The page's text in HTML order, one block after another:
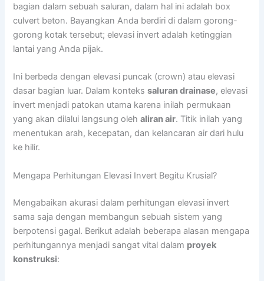
bagian dalam sebuah saluran, dalam hal ini adalah box
culvert beton. Bayangkan Anda berdiri di dalam gorong-
gorong kotak tersebut; elevasi invert adalah ketinggian
lantai yang Anda pijak.
Ini berbeda dengan elevasi puncak (crown) atau elevasi
dasar bagian luar. Dalam kontekssaluran drainase, elevasi
invert menjadi patokan utama karena inilah permukaan
yang akan dilalui langsung olehaliran air. Titik inilah yang
menentukan arah, kecepatan, dan kelancaran air dari hulu
ke hilir.
Mengapa Perhitungan Elevasi Invert Begitu Krusial?
Mengabaikan akurasi dalam perhitungan elevasi invert
sama saja dengan membangun sebuah sistem yang
berpotensi gagal. Berikut adalah beberapa alasan mengapa
perhitungannya menjadi sangat vital dalam proyek
konstruksi: